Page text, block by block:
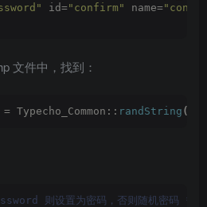
id="confirm" name=
文件中，找到：
Typecho_Common:: randString (
则设置为密码，否则随机密码 */